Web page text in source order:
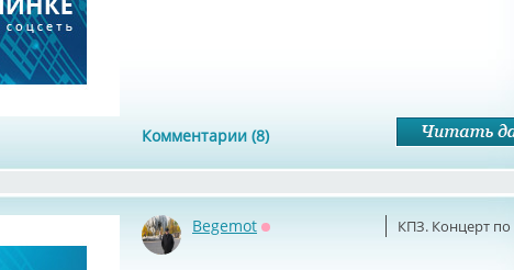
Комментарии (8)
КПЗ. Концерт по
Begemot